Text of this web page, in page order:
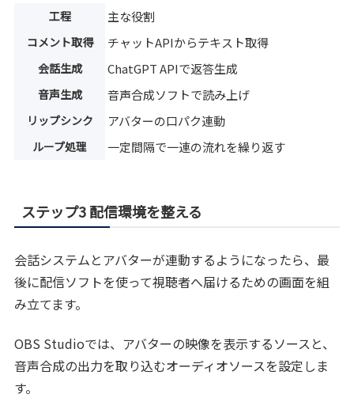
工程 主な役割
コメント取得 チャットAPIからテキスト取得
会話生成 ChatGPT APIで返答生成
音声生成 音声合成ソフトで読み上げ
リップシンク アバターの口パク連動
ループ処理 一定間隔で一連の流れを繰り返す
ステップ3 配信環境を整える
会話システムとアバターが連動するようになったら、最
後に配信ソフトを使って視聴者へ届けるための画面を組
み立てます。
OBS Studioでは、アバターの映像を表示するソースと、
音声合成の出力を取り込むオーディオソースを設定しま
す。